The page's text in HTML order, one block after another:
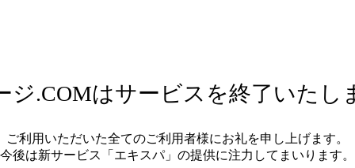
ジ.COMはサービスを終了いたし
ご利用いただいた全てのご利用者様にお礼を申し上げます。
今後は新サービス「エキスパ」の提供に注力してまいります。